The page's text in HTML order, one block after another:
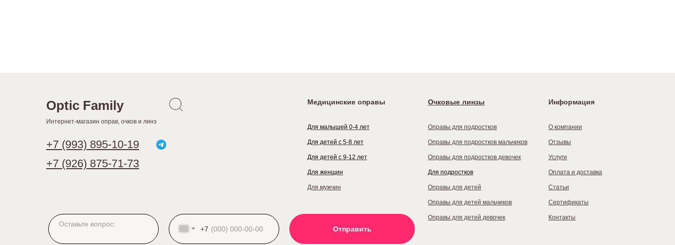
Optic Family
Интернет-магазин оправ, очков и линз
Медицинские оправы
Для малышей 0-4 лет
Для детей с 5-8 лет
Для мужчин
Очковые линзы
Для детей с 9-12 лет
Для подростков
Для женщин
+7 (926) 875-71-73
+7 (993) 895-10-19
Информация
О компании
Услуги
Оплата и доставка
Статьи
Контакты
Отзывы
Оправы для подростков
Оправы для подростков мальчиков
Оправы для подростков девочек
Оправы для детей
Оправы для детей мальчиков
Оправы для детей девочек
+7 Отправить
Сертификаты